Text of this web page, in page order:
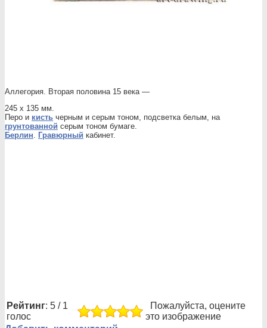
Аллегория. Вторая половина 15 века —
245 х 135 мм.
Перо и кисть черным и серым тоном, подсветка белым, на
грунтованной серым тоном бумаге.
Берлин. Гравюрный кабинет.
Рейтинг: 5 / 1
голос
Пожалуйста, оцените
это изображение